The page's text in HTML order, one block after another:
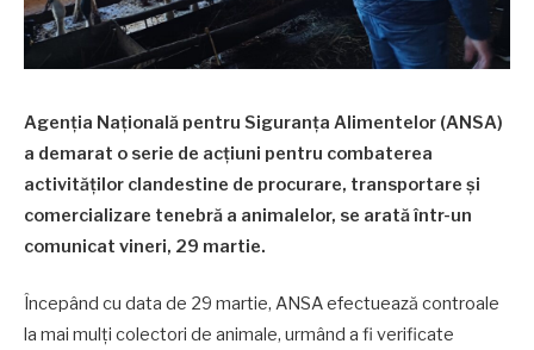
Agenția Națională pentru Siguranța Alimentelor (ANSA)
a demarat o serie de acțiuni pentru combaterea
activităților clandestine de procurare, transportare și
comercializare tenebră a animalelor, se arată într-un
comunicat vineri, 29 martie.
Începând cu data de 29 martie, ANSA efectuează controale
la mai mulți colectori de animale, urmând a fi verificate